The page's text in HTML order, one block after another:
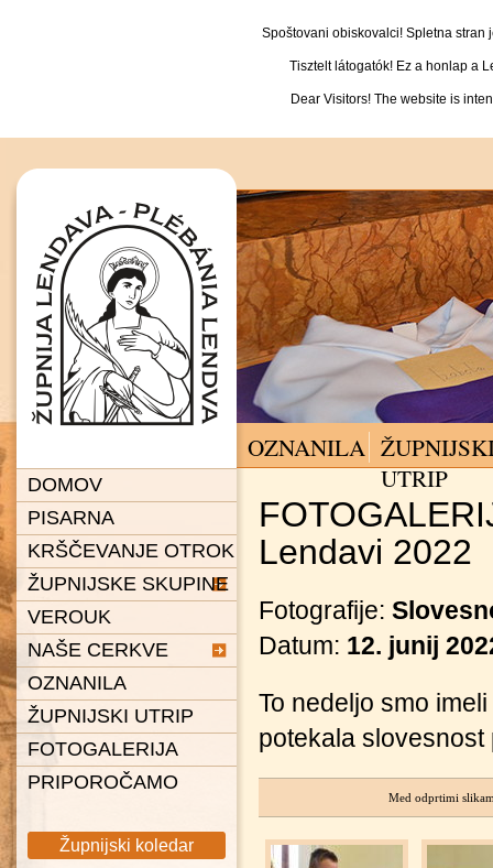
Spoštovani obiskovalci! Spletna
Tisztelt látogatók! Ez a honlap a
Dear Visitors! The website is
OZNANILA
UTRIP
DOMOV
PISARNA
KRŠČEVANJE OTROK
ŽUPNIJSKE SKUPINE
Karitas
Ministranti
Pevska skupina Spiritus
Gaudi
Pastoralni svet
VEROUK
NAŠE CERKVE
Čentiba
Dolina
Dolnji Lakoš
Gaberje
Kapca
OZNANILA
ŽUPNIJSKI UTRIP
FOTOGALERIJA
PRIPOROČAMO
Župnijski koledar
Lendavi 2022
Fotografije:
Datum: 12. junij
To nedeljo smo
potekala
Med odprtimi